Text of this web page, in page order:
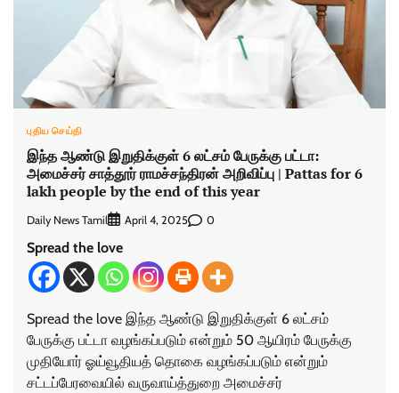
புதிய செய்தி
இந்த ஆண்டு இறுதிக்குள் 6 லட்சம் பேருக்கு பட்டா:
அமைச்சர் சாத்தூர் ராமச்சந்திரன் அறிவிப்பு | Pattas for 6
lakh people by the end of this year
Daily News Tamil April 4, 2025 0
Spread the love
Spread the love இந்த ஆண்டு இறுதிக்குள் 6 லட்சம்
பேருக்கு பட்டா வழங்கப்படும் என்றும் 50 ஆயிரம் பேருக்கு
முதியோர் ஓய்வூதியத் தொகை வழங்கப்படும் என்றும்
சட்டப்பேரவையில் வருவாய்த்துறை அமைச்சர்